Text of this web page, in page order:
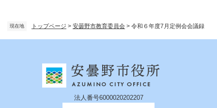
現在地 トップページ > 安曇野市教育委員会 > 令和６年度7月定例会会議録
法人番号6000020202207